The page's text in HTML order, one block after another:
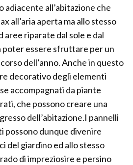
adiacente all’abitazione che
all’aria aperta ma allo stesso
aree riparate dal sole e dal
poter essere sfruttare per un
dell’anno. Anche in questo
decorativo degli elementi
accompagnati da piante
che possono creare una
dell’abitazione.I pannelli
possono dunque divenire
del giardino ed allo stesso
di impreziosire e persino